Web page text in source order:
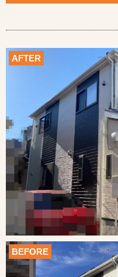
AFTER
BEFORE